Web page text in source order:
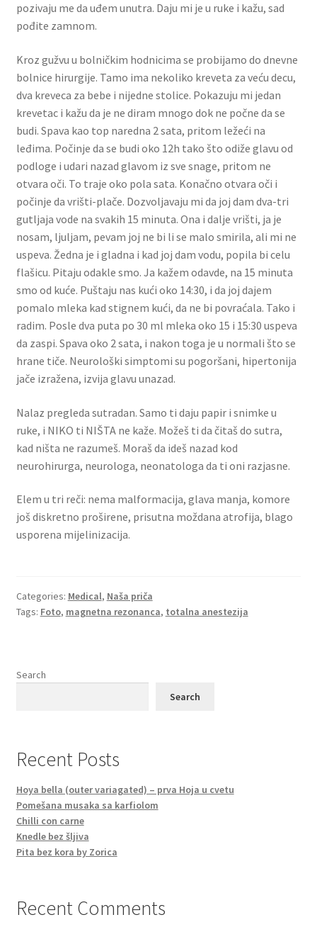
pozivaju me da uđem unutra. Daju mi je u ruke i kažu, sad
pođite zamnom.
Kroz gužvu u bolničkim hodnicima se probijamo do dnevne
bolnice hirurgije. Tamo ima nekoliko kreveta za veću decu,
dva kreveca za bebe i nijedne stolice. Pokazuju mi jedan
krevetac i kažu da je ne diram mnogo dok ne počne da se
budi. Spava kao top naredna 2 sata, pritom ležeći na
leđima. Počinje da se budi oko 12h tako što odiže glavu od
podloge i udari nazad glavom iz sve snage, pritom ne
otvara oči. To traje oko pola sata. Konačno otvara oči i
počinje da vrišti-plače. Dozvoljavaju mi da joj dam dva-tri
gutljaja vode na svakih 15 minuta. Ona i dalje vrišti, ja je
nosam, ljuljam, pevam joj ne bi li se malo smirila, ali mi ne
uspeva. Žedna je i gladna i kad joj dam vodu, popila bi celu
flašicu. Pitaju odakle smo. Ja kažem odavde, na 15 minuta
smo od kuće. Puštaju nas kući oko 14:30, i da joj dajem
pomalo mleka kad stignem kući, da ne bi povraćala. Tako i
radim. Posle dva puta po 30 ml mleka oko 15 i 15:30 uspeva
da zaspi. Spava oko 2 sata, i nakon toga je u normali što se
hrane tiče. Neurološki simptomi su pogoršani, hipertonija
jače izražena, izvija glavu unazad.
Nalaz pregleda sutradan. Samo ti daju papir i snimke u
ruke, i NIKO ti NIŠTA ne kaže. Možeš ti da čitaš do sutra,
kad ništa ne razumeš. Moraš da ideš nazad kod
neurohirurga, neurologa, neonatologa da ti oni razjasne.
Elem u tri reči: nema malformacija, glava manja, komore
još diskretno proširene, prisutna moždana atrofija, blago
usporena mijelinizacija.
Categories: Medical, Naša priča
Tags: Foto, magnetna rezonanca, totalna anestezija
Search
Search
Recent Posts
Hoya bella (outer variagated) – prva Hoja u cvetu
Pomešana musaka sa karfiolom
Chilli con carne
Knedle bez šljiva
Pita bez kora by Zorica
Recent Comments